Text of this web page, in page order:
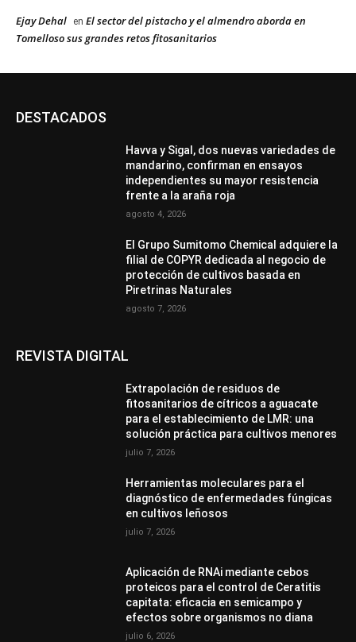
Ejay Dehal en El sector del pistacho y el almendro aborda en
Tomelloso sus grandes retos fitosanitarios
DESTACADOS
Havva y Sigal, dos nuevas variedades de
mandarino, confirman en ensayos
independientes su mayor resistencia
frente a la araña roja
agosto 4, 2026
El Grupo Sumitomo Chemical adquiere la
filial de COPYR dedicada al negocio de
protección de cultivos basada en
Piretrinas Naturales
agosto 7, 2026
REVISTA DIGITAL
Extrapolación de residuos de
fitosanitarios de cítricos a aguacate
para el establecimiento de LMR: una
solución práctica para cultivos menores
julio 7, 2026
Herramientas moleculares para el
diagnóstico de enfermedades fúngicas
en cultivos leñosos
julio 7, 2026
Aplicación de RNAi mediante cebos
proteicos para el control de Ceratitis
capitata: eficacia en semicampo y
efectos sobre organismos no diana
julio 6, 2026